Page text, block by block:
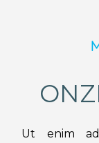
Ut enim